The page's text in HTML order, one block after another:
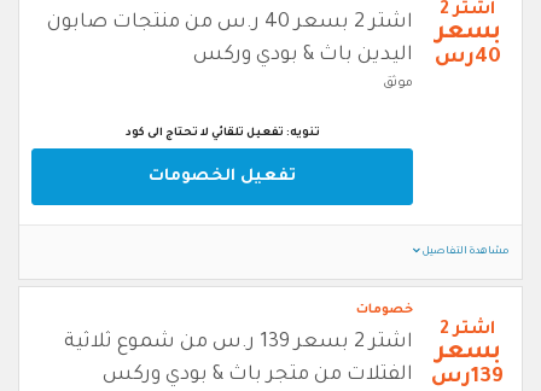
اشتر 2
بسعر
40رس
اشتر 2 بسعر 40 ر.س من منتجات صابون
اليدين باث & بودي وركس
موثق
تنويه: تفعيل تلقائي لا تحتاج الى كود
تفعيل الخصومات
مشاهدة التفاصيل
اشتر 2
بسعر
139رس
خصومات
اشتر 2 بسعر 139 ر.س من شموع ثلاثية
الفتلات من متجر باث & بودي وركس